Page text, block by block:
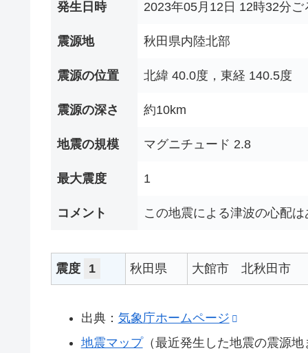
発生日時 2023年05月12日 12時32分ご
震源地 秋田県内陸北部
震源の位置 北緯 40.0度，東経 140.5度
震源の深さ 約10km
地震の規模 マグニチュード 2.8
最大震度 1
コメント この地震による津波の心配
震度 1 秋田県 大館市 北秋田市
出典： 気象庁ホームページ
地震マップ（最近発生した地震の震源地